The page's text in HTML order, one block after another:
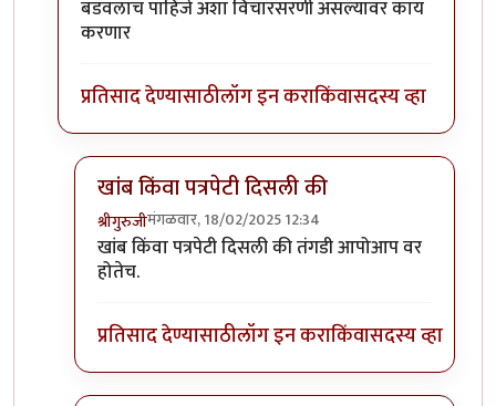
बडवलाच पाहिजे अशा विचारसरणी असल्यावर काय
करणार
प्रतिसाद देण्यासाठीलॉग इन कराकिंवासदस्य व्हा
खांब किंवा पत्रपेटी दिसली की
श्रीगुरुजीमंगळवार, 18/02/2025 12:34
In reply toटंकला नसता तरी चालला' असताby
खांब किंवा पत्रपेटी दिसली की तंगडी आपोआप वर
होतेच.
प्रतिसाद देण्यासाठीलॉग इन कराकिंवासदस्य व्हा